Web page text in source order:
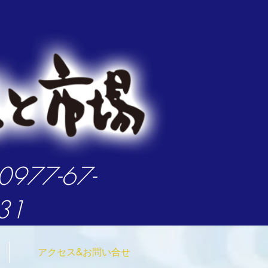
ログイン
アクセス&お問い合せ
67-